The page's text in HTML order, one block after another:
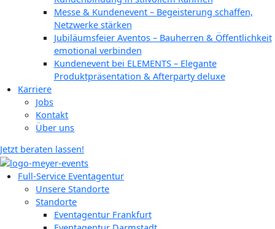
Messe & Kundenevent – Begeisterung schaffen,
Netzwerke stärken
Jubiläumsfeier Aventos – Bauherren & Öffentlichkeit
emotional verbinden
Kundenevent bei ELEMENTS – Elegante
Produktpräsentation & Afterparty deluxe
Karriere
Jobs
Kontakt
Über uns
Jetzt beraten lassen!
Full-Service Eventagentur
Unsere Standorte
Standorte
Eventagentur Frankfurt